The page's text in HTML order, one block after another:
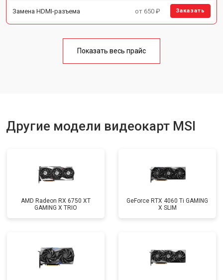
Замена HDMI-разъема от 650 ₽ Заказать
Показать весь прайс
Другие модели видеокарт MSI
AMD Radeon RX 6750 XT
GAMING X TRIO
GeForce RTX 4060 Ti GAMING
X SLIM